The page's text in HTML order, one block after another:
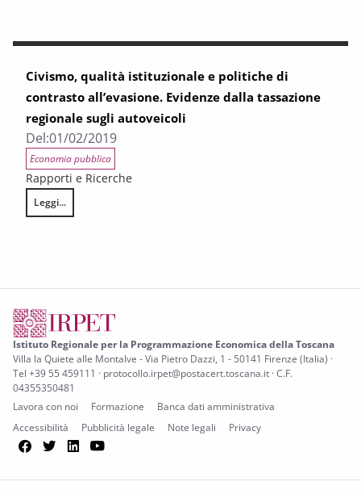
Civismo, qualità istituzionale e politiche di
contrasto all’evasione. Evidenze dalla tassazione
regionale sugli autoveicoli
Del:01/02/2019
Economia pubblica
Rapporti e Ricerche
Leggi...
Civismo, qualità istituzionale e politiche di contrasto all’evasione.
Istituto Regionale per la Programmazione Economica della Toscana
Villa la Quiete alle Montalve - Via Pietro Dazzi, 1 - 50141 Firenze (Italia) ·
Tel +39 55 459111 · protocollo.irpet@postacert.toscana.it · C.F.
04355350481
Lavora con noi
Formazione
Banca dati amministrativa
Accessibilità
Pubblicità legale Note legali Privacy
Facebook
TwitterLinkedIn